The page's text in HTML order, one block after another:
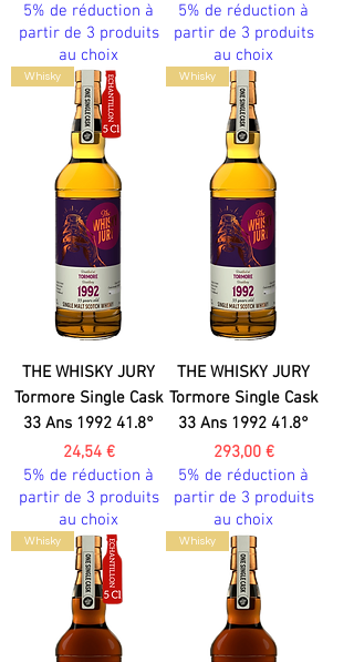
5% de réduction à
partir de 3 produits
au choix
5% de réduction à
partir de 3 produits
au choix
Whisky
THE WHISKY JURY
Tormore Single Cask
33 Ans 1992 41.8°
Prix
24,54 €
5% de réduction à
partir de 3 produits
au choix
Whisky
THE WHISKY JURY
Tormore Single Cask
33 Ans 1992 41.8°
Prix
293,00 €
5% de réduction à
partir de 3 produits
au choix
Whisky Whisky